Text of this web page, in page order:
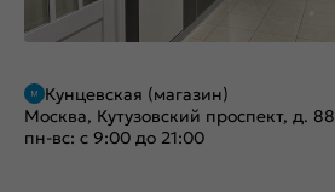
Кунцевская (магазин)
Москва, Кутузовский проспект, д. 88
пн-вс: с 9:00 до 21:00